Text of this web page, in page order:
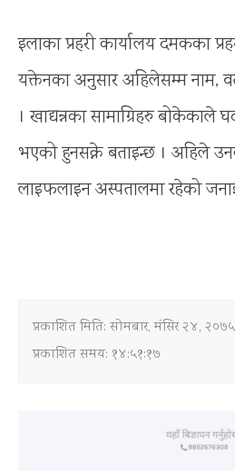
इलाका प्रहरी कार्यालय दमकका
यक्तेनका अनुसार अहिलेसम्म
। खाद्यन्नका सामाग्रिहरु
भएको हुनसक्ने बताइन्छ । अहिले
लाइफलाइन अस्पतालमा रहेको
प्रकाशित मिति: सोमबार, मंसिर २४, २०७५
प्रकाशित समय: १४:५१:१७